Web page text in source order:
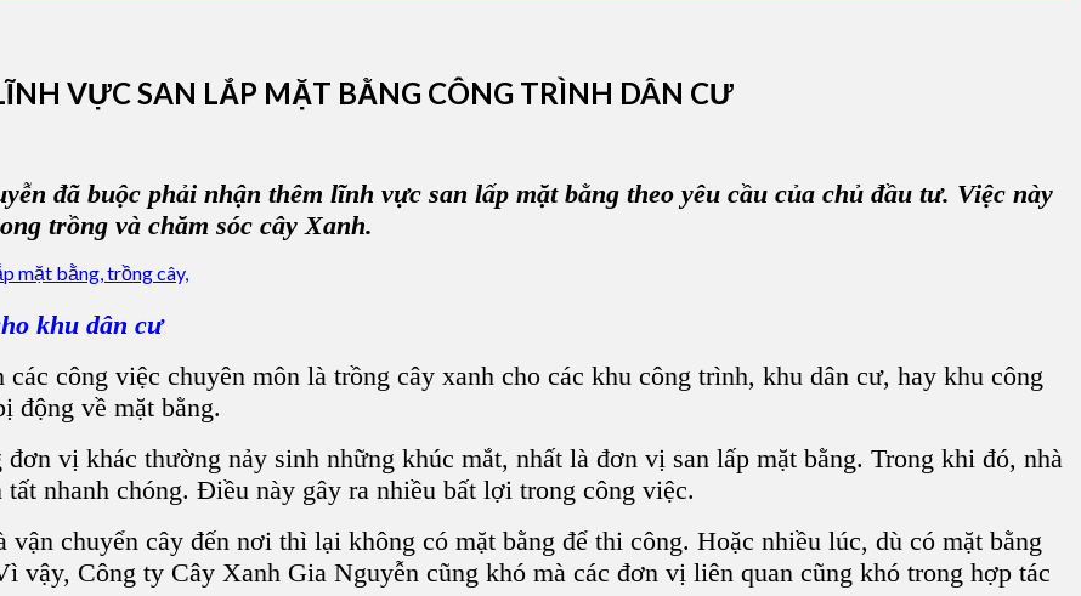
VỰC SAN LẮP MẶT BẰNG CÔNG TRÌNH DÂN CƯ
đã buộc phải nhận thêm lĩnh vực san lấp mặt bằng theo yêu cầu của chủ đầu tư. Việc này
trồng và chăm sóc cây Xanh.
khu dân cư
công việc chuyên môn là trồng cây xanh cho các khu công trình, khu dân cư, hay khu công
động về mặt bằng.
vị khác thường nảy sinh những khúc mắt, nhất là đơn vị san lấp mặt bằng. Trong khi đó, nhà
nhanh chóng. Điều này gây ra nhiều bất lợi trong công việc.
chuyển cây đến nơi thì lại không có mặt bằng để thi công. Hoặc nhiều lúc, dù có mặt bằng
vậy, Công ty Cây Xanh Gia Nguyễn cũng khó mà các đơn vị liên quan cũng khó trong hợp tác